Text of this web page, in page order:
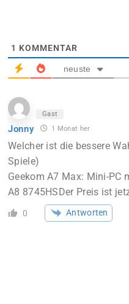
1 KOMMENTAR
neuste
Gast
Jonny 1 Monat her
Welcher ist die bessere
Spiele)
Geekom A7 Max: Mini-PC
A8 8745HSDer Preis ist
0 Antworten